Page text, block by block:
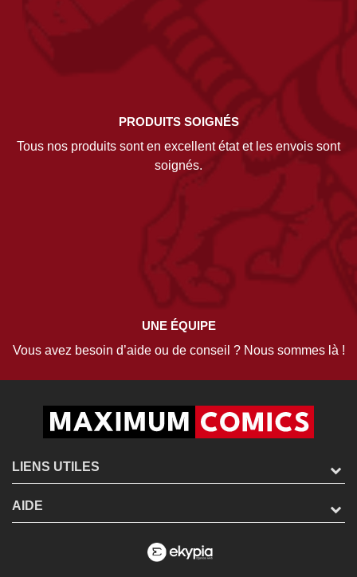
PRODUITS SOIGNÉS
Tous nos produits sont en excellent état et les envois sont
soignés.
UNE ÉQUIPE
Vous avez besoin d’aide ou de conseil ? Nous sommes là !
LIENS UTILES
AIDE